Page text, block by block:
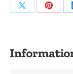
Share Share